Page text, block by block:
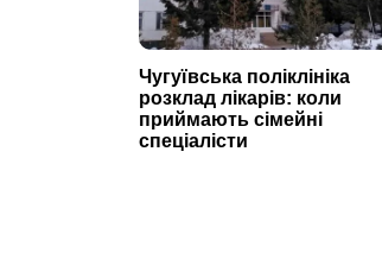
Чугуївська поліклініка
розклад лікарів: коли
приймають сімейні
спеціалісти